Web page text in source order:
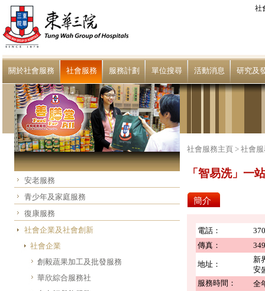
社
關於社會服務 社會服務 服務計劃 單位搜尋 活動消息 研究及
安老服務
青少年及家庭服務
復康服務
社會企業及社會創新
社會企業
創毅蔬果加工及批發服務
華欣綜合服務社
社會服務主頁 > 社會
「智易洗」一
簡介
電話：
傳真：
地址：
新
安
服務時間：
全